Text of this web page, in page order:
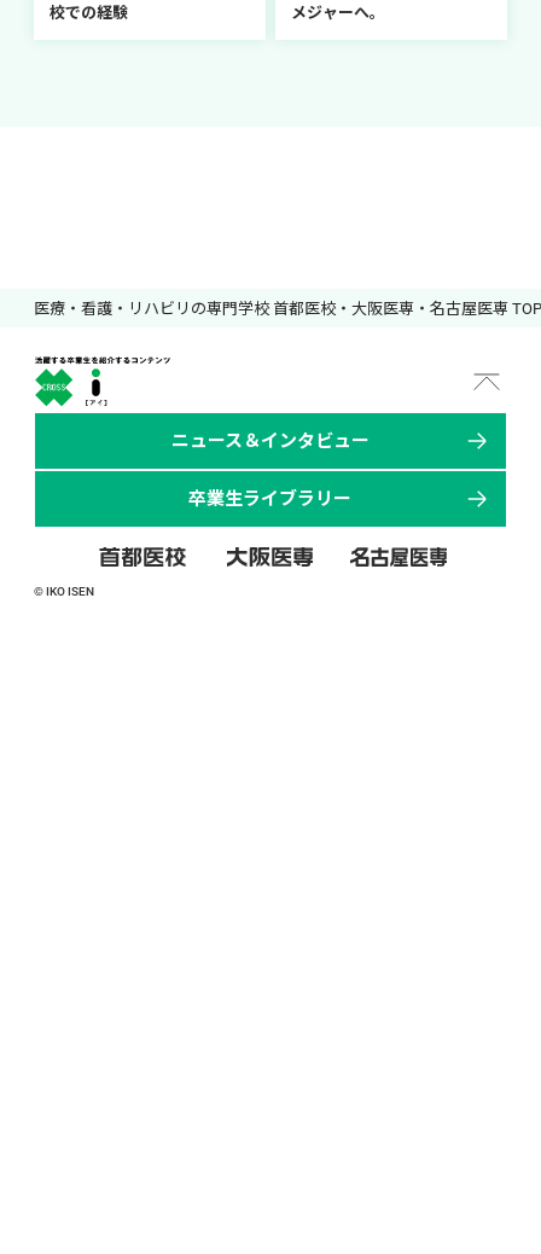
校での経験
メジャーへ。
医療・看護・リハビリの専門学校 首都医校・大阪医専・名古屋医専 TOP
ニュース＆インタビュー
卒業生ライブラリー
© IKO ISEN